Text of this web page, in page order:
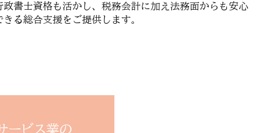
政書士資格も活かし、税務会計に加え法務面からも安心
きる総合支援をご提供します。
ービス業の